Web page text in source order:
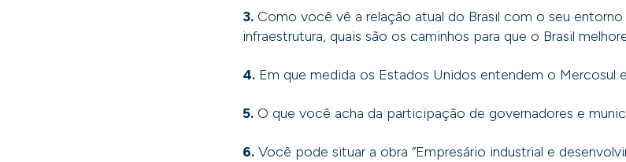
3. Como você vê a relação atual do Brasil com o seu entorno
infraestrutura, quais são os caminhos para que o Brasil
4. Em que medida os Estados Unidos entendem o Mercosul
5. O que você acha da participação de governadores e
6. Você pode situar a obra “Empresário industrial e